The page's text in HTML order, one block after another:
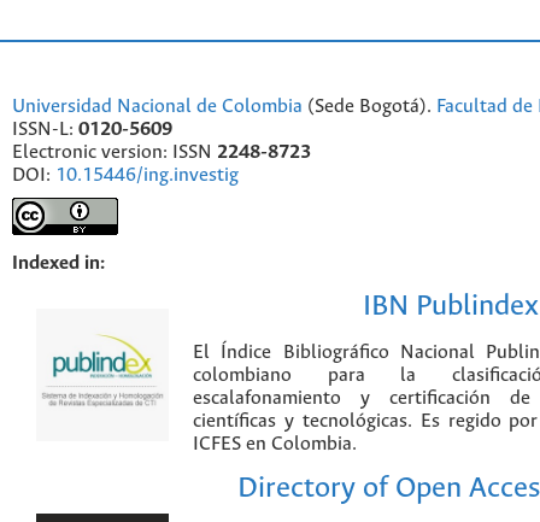
Universidad Nacional de Colombia (Sede Bogotá). Facultad
ISSN-L: 0120-5609
Electronic version: ISSN 2248-8723
DOI: 10.15446/ing.investig
Indexed in:
IBN Publindex
El Índice Bibliográfico Nacional
colombiano para la
escalafonamiento y certificación
científicas y tecnológicas. Es regido
ICFES en Colombia.
Directory of Open